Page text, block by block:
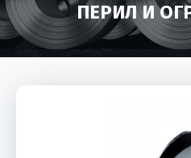
ПЕРИЛ И